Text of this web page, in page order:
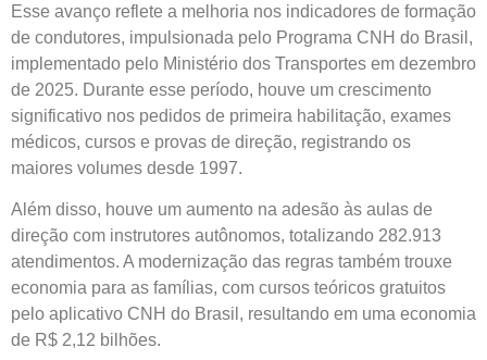
Esse avanço reflete a melhoria nos indicadores de formação
de condutores, impulsionada pelo Programa CNH do Brasil,
implementado pelo Ministério dos Transportes em dezembro
de 2025. Durante esse período, houve um crescimento
significativo nos pedidos de primeira habilitação, exames
médicos, cursos e provas de direção, registrando os
maiores volumes desde 1997.
Além disso, houve um aumento na adesão às aulas de
direção com instrutores autônomos, totalizando 282.913
atendimentos. A modernização das regras também trouxe
economia para as famílias, com cursos teóricos gratuitos
pelo aplicativo CNH do Brasil, resultando em uma economia
de R$ 2,12 bilhões.